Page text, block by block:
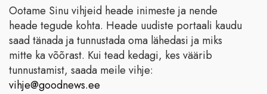
Ootame Sinu vihjeid heade inimeste ja nende
heade tegude kohta. Heade uudiste portaali kaudu
saad tänada ja tunnustada oma lähedasi ja miks
mitte ka võõrast. Kui tead kedagi, kes väärib
tunnustamist, saada meile vihje:
vihje@goodnews.ee